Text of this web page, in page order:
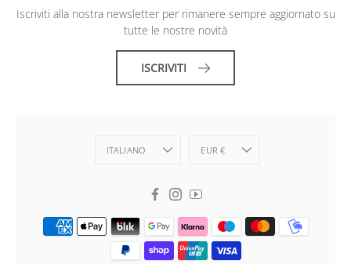
Iscriviti alla nostra newsletter per rimanere sempre aggiornato su
tutte le nostre novità
ISCRIVITI
LINGUA
ITALIANO MONETA
EUR €